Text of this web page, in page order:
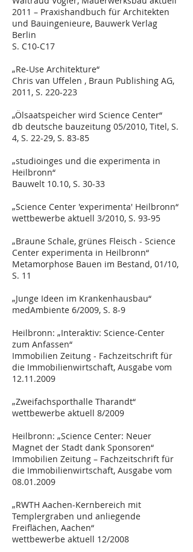
2011 – Praxishandbuch für Architekten
und Bauingenieure, Bauwerk Verlag
Berlin
S. C10-C17
„Re-Use Architekture“
Chris van Uffelen , Braun Publishing AG,
2011, S. 220-223
„Ölsaatspeicher wird Science Center“
db deutsche bauzeitung 05/2010, Titel, S.
4, S. 22-29, S. 83-85
„studioinges und die experimenta in
Heilbronn“
Bauwelt 10.10, S. 30-33
„Science Center 'experimenta' Heilbronn“
wettbewerbe aktuell 3/2010, S. 93-95
„Braune Schale, grünes Fleisch - Science
Center experimenta in Heilbronn“
Metamorphose Bauen im Bestand, 01/10,
S. 11
„Junge Ideen im Krankenhausbau“
medAmbiente 6/2009, S. 8-9
Heilbronn: „Interaktiv: Science-Center
zum Anfassen“
Immobilien Zeitung - Fachzeitschrift für
die Immobilienwirtschaft, Ausgabe vom
12.11.2009
„Zweifachsporthalle Tharandt“
wettbewerbe aktuell 8/2009
Heilbronn: „Science Center: Neuer
Magnet der Stadt dank Sponsoren“
Immobilien Zeitung – Fachzeitschrift für
die Immobilienwirtschaft, Ausgabe vom
08.01.2009
„RWTH Aachen-Kernbereich mit
Templergraben und anliegende
Freiflächen, Aachen“
wettbewerbe aktuell 12/2008